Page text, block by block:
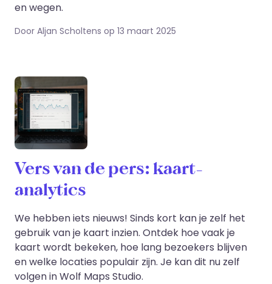
en wegen.
Door Aljan Scholtens op 13 maart 2025
Vers van de pers: kaart-
analytics
We hebben iets nieuws! Sinds kort kan je zelf het
gebruik van je kaart inzien. Ontdek hoe vaak je
kaart wordt bekeken, hoe lang bezoekers blijven
en welke locaties populair zijn. Je kan dit nu zelf
volgen in Wolf Maps Studio.